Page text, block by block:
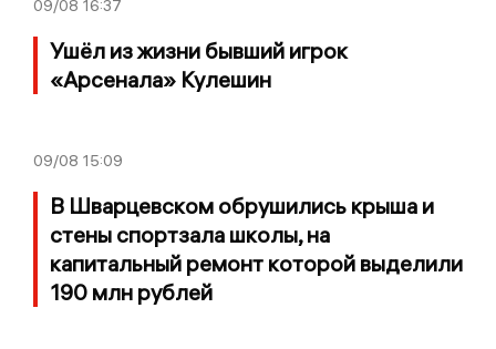
09/08 16:37
Ушёл из жизни бывший игрок
«Арсенала» Кулешин
09/08 15:09
В Шварцевском обрушились крыша и
стены спортзала школы, на
капитальный ремонт которой выделили
190 млн рублей